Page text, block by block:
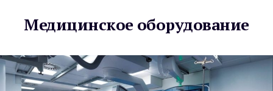
Медицинское оборудование